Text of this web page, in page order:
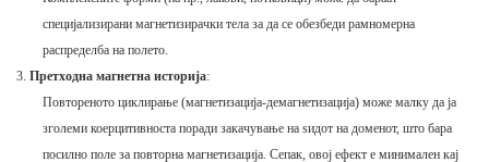
специјализирани магнетизирачки тела за да се обезбеди рамномерна
распределба на полето.
Претходна магнетна историја:
Повтореното циклирање (магнетизација-демагнетизација) може малку да ја
зголеми коерцитивноста поради закачување на ѕидот на доменот, што бара
посилно поле за повторна магнетизација. Сепак, овој ефект е минимален кај